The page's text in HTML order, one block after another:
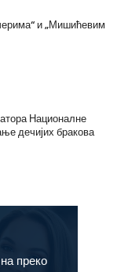
и „Мишићевим
Националне
дечијих бракова
преко